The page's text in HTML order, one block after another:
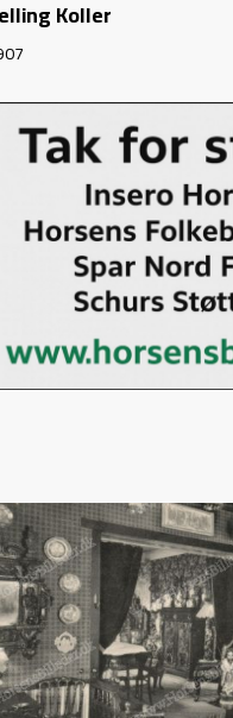
Koller